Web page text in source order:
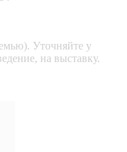
Уточняйте у
на выставку.